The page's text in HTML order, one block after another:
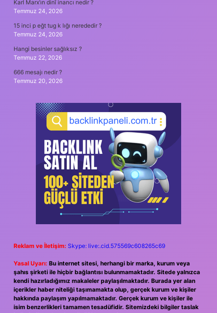
Karl Marx’ın dinî inancı nedir ?
Temmuz 24, 2026
15 inci p eğt tug k lığı nerededir ?
Temmuz 24, 2026
Hangi besinler sağlıksız ?
Temmuz 22, 2026
666 mesajı nedir ?
Temmuz 20, 2026
Reklam ve İletişim: Skype: live:.cid.575569c608265c69
Yasal Uyarı: Bu internet sitesi, herhangi bir marka, kurum veya
şahıs şirketi ile hiçbir bağlantısı bulunmamaktadır. Sitede yalnızca
kendi hazırladığımız makaleler paylaşılmaktadır. Burada yer alan
içerikler haber niteliği taşımamakta olup, gerçek kurum ve kişiler
hakkında paylaşım yapılmamaktadır. Gerçek kurum ve kişiler ile
isim benzerlikleri tamamen tesadüfidir. Sitemizdeki bilgiler taslak